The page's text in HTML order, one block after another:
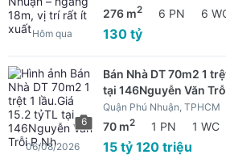
276 m2 6 PN 6
130 tỷ
Hôm qua
6
Bán Nhà DT 70m2 1
tại 146Nguyễn Văn
Quận Phú Nhuận, TPHCM
70 m2 1 PN 1 WC
15 tỷ 120 triệu
06/08/2026